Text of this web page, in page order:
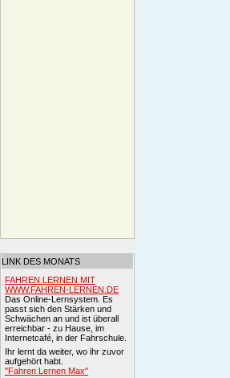
LINK DES MONATS
FAHREN LERNEN MIT
WWW.FAHREN-LERNEN.DE
Das Online-Lernsystem. Es
passt sich den Stärken und
Schwächen an und ist überall
erreichbar - zu Hause, im
Internetcafé, in der Fahrschule.
Ihr lernt da weiter, wo ihr zuvor
aufgehört habt.
"Fahren Lernen Max"